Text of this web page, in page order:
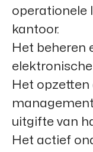
operationele
kantoor.
Het beheren
Het opzetten
uitgifte van
Het actief